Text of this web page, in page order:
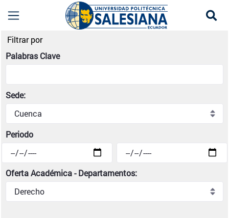
Noticias institucionales | Universidad
Filtrar por
Palabras Clave
Sede:
Periodo
Oferta Académica - Departamentos: